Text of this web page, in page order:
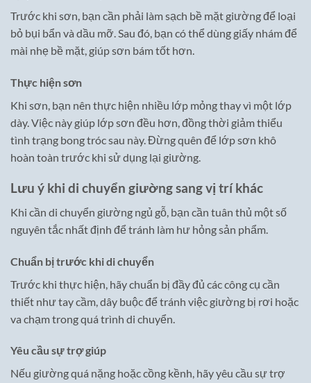
Trước khi sơn, bạn cần phải làm sạch bề mặt giường để loại
bỏ bụi bẩn và dầu mỡ. Sau đó, bạn có thể dùng giấy nhám để
mài nhẹ bề mặt, giúp sơn bám tốt hơn.
Thực hiện sơn
Khi sơn, bạn nên thực hiện nhiều lớp mỏng thay vì một lớp
dày. Việc này giúp lớp sơn đều hơn, đồng thời giảm thiểu
tình trạng bong tróc sau này. Đừng quên để lớp sơn khô
hoàn toàn trước khi sử dụng lại giường.
Lưu ý khi di chuyển giường sang vị trí khác
Khi cần di chuyển giường ngủ gỗ, bạn cần tuân thủ một số
nguyên tắc nhất định để tránh làm hư hỏng sản phẩm.
Chuẩn bị trước khi di chuyển
Trước khi thực hiện, hãy chuẩn bị đầy đủ các công cụ cần
thiết như tay cầm, dây buộc để tránh việc giường bị rơi hoặc
va chạm trong quá trình di chuyển.
Yêu cầu sự trợ giúp
Nếu giường quá nặng hoặc cồng kềnh, hãy yêu cầu sự trợ